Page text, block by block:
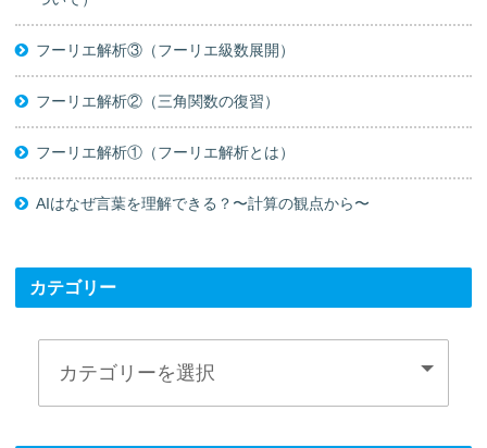
フーリエ解析③（フーリエ級数展開）
フーリエ解析②（三角関数の復習）
フーリエ解析①（フーリエ解析とは）
AIはなぜ言葉を理解できる？〜計算の観点から〜
カテゴリー